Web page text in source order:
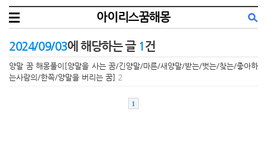
아이리스꿈해몽
2024/09/03에 해당하는 글 1건
양말 꿈 해몽풀이[양말을 사는 꿈/긴양말/마른/새양말/받는/벗는/찾는/좋아하
는사람의/한쪽/양말을 버리는 꿈] 2
1